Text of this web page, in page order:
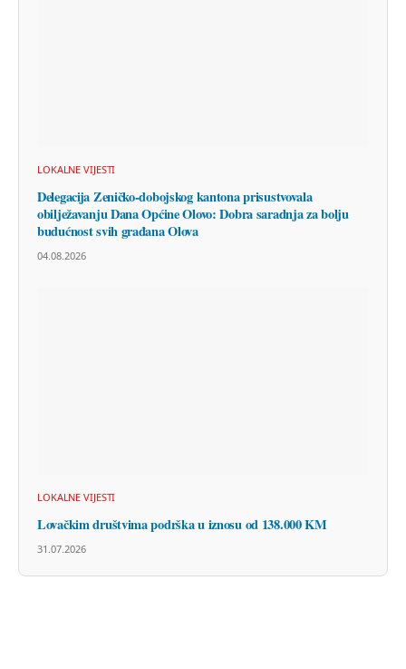
LOKALNE VIJESTI
Delegacija Zeničko-dobojskog kantona prisustvovala
obilježavanju Dana Općine Olovo: Dobra saradnja za bolju
budućnost svih građana Olova
04.08.2026
LOKALNE VIJESTI
Lovačkim društvima podrška u iznosu od 138.000 KM
31.07.2026